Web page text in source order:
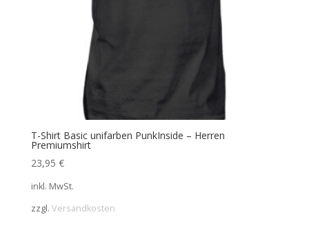
T-Shirt Basic unifarben PunkInside – Herren
Premiumshirt
23,95 €
inkl. MwSt.
zzgl. Versandkosten